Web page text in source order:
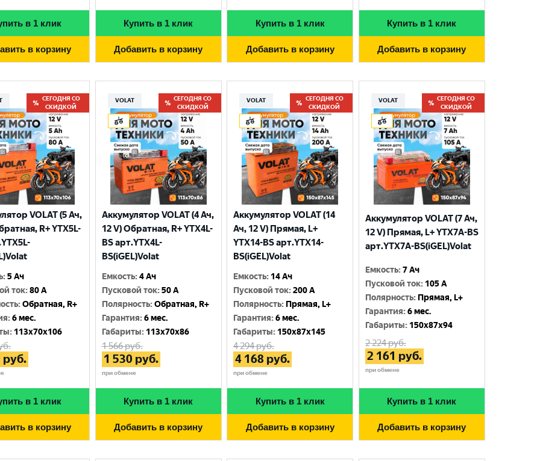
в 1 клик
в корзину
Купить в 1 клик
Добавить в корзину
Купить в 1 клик
Добавить в корзину
Купить в 1 клик
Добавить в корзину
СЕГОДНЯ СО
СКИДКОЙ
VOLAT (5 Ач,
R+ YTX5L-
:5 Ач
ток:80 A
:Обратная, R+
:6 мес.
: 113x70x106
руб.
в 1 клик
в корзину
VOLAT
СЕГОДНЯ СО
СКИДКОЙ
Аккумулятор VOLAT (4 Ач,
12 V) Обратная, R+ YTX4L-
BS арт.YTX4L-
BS(iGEL)Volat
Емкость:4 Ач
Пусковой ток:50 A
Полярность:Обратная, R+
Гарантия:6 мес.
Габариты: 113x70x86
1 566руб.
1 530 руб.
при обмене
Купить в 1 клик
Добавить в корзину
VOLAT
СЕГОДНЯ СО
СКИДКОЙ
Аккумулятор VOLAT (14
Ач, 12 V) Прямая, L+
YTX14-BS арт.YTX14-
BS(iGEL)Volat
Емкость: 14 Ач
Пусковой ток:200 A
Полярность: Прямая, L+
Гарантия:6 мес.
Габариты: 150x87x145
4 294руб.
4 168 руб.
при обмене
Купить в 1 клик
Добавить в корзину
VOLAT
СЕГОДНЯ СО
СКИДКОЙ
Аккумулятор VOLAT (7 Ач,
12 V) Прямая, L+ YTX7A-BS
арт.YTX7A-BS(iGEL)Volat
Емкость:7 Ач
Пусковой ток: 105 A
Полярность: Прямая, L+
Гарантия:6 мес.
Габариты: 150x87x94
2 224руб.
2 161 руб.
при обмене
Купить в 1 клик
Добавить в корзину
Выберите ваш город
Великий Новгород
Москва
Санкт-Петербург
Смоленск